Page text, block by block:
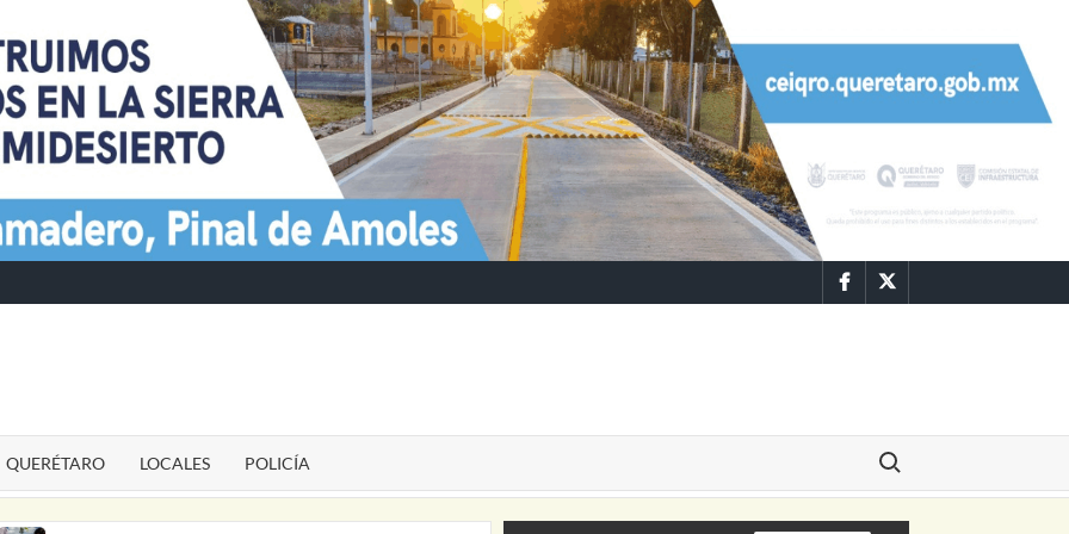
FacebookTwitter
QUERÉTARO LOCALES POLICÍA
Buscar: